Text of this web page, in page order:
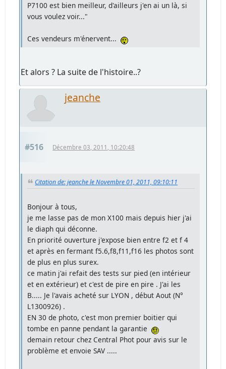
P7100 est bien meilleur, d'ailleurs j'en ai un là, si
vous voulez voir..."
Ces vendeurs m'énervent...
Et alors ? La suite de l'histoire..?
jeanche
#516 Décembre 03, 2011, 10:20:48
Citation de: jeanche le Novembre 01, 2011, 09:10:11
Bonjour à tous,
je me lasse pas de mon X100 mais depuis hier j'ai
le diaph qui déconne.
En priorité ouverture j'expose bien entre f2 et f 4
et après en fermant f5.6,f8,f11,f16 les photos sont
de plus en plus surex.
ce matin j'ai refait des tests sur pied (en intérieur
et en extérieur) et c'est de pire en pire . J'ai les
B..... Je l'avais acheté sur LYON , début Aout (N°
L1300926) .
EN 30 de photo, c'est mon premier boitier qui
tombe en panne pendant la garantie
demain retour chez Central Phot pour avis sur le
problème et envoie SAV .....